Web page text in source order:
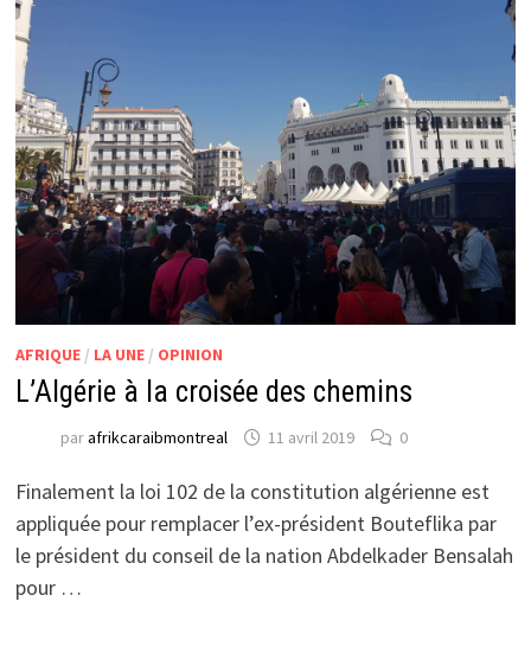
AFRIQUE/ LA UNE/ OPINION
L’Algérie à la croisée des chemins
parafrikcaraibmontreal 11 avril 2019 0
Finalement la loi 102 de la constitution algérienne est
appliquée pour remplacer l’ex-président Bouteflika par
le président du conseil de la nation Abdelkader Bensalah
pour …